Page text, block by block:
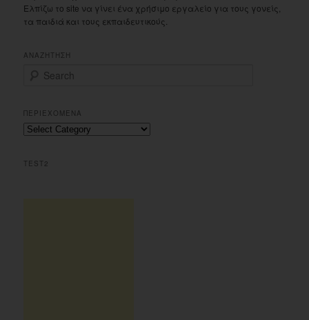
Ελπίζω το site να γίνει ένα χρήσιμο εργαλείο για τους γονείς,
τα παιδιά και τους εκπαιδευτικούς.
ΑΝΑΖΗΤΗΣΗ
r
c
h
ΠΕΡΙΕΧΟΜΕΝΑ
Περιεχομενα
TEST2